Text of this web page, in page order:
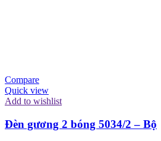
Compare
Quick view
Add to wishlist
Đèn gương 2 bóng 5034/2 – Bộ